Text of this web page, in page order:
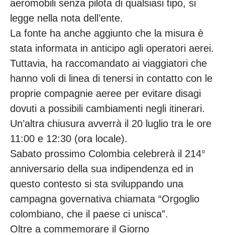
aeromobili senza pilota di qualsiasi tipo, si
legge nella nota dell’ente.
La fonte ha anche aggiunto che la misura è
stata informata in anticipo agli operatori aerei.
Tuttavia, ha raccomandato ai viaggiatori che
hanno voli di linea di tenersi in contatto con le
proprie compagnie aeree per evitare disagi
dovuti a possibili cambiamenti negli itinerari.
Un’altra chiusura avverrà il 20 luglio tra le ore
11:00 e 12:30 (ora locale).
Sabato prossimo Colombia celebrerà il 214°
anniversario della sua indipendenza ed in
questo contesto si sta sviluppando una
campagna governativa chiamata “Orgoglio
colombiano, che il paese ci unisca”.
Oltre a commemorare il Giorno